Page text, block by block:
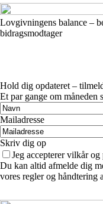
Lovgivningens balance –
bidragsmodtager
Hold dig opdateret –
Et par gange om
Mailadresse
Skriv dig op
Jeg accepterer vilkår
Du kan altid afmelde dig
vores regler og håndtering